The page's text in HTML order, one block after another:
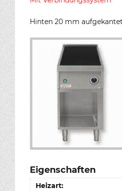
Hinten 20 mm aufgekantet
Eigenschaften
Heizart: